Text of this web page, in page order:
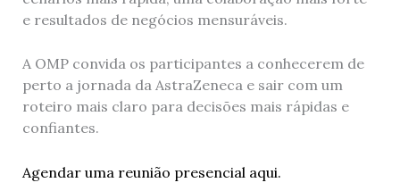
e resultados de negócios mensuráveis.
A OMP convida os participantes a conhecerem de
perto a jornada da AstraZeneca e sair com um
roteiro mais claro para decisões mais rápidas e
confiantes.
Agendar uma reunião presencial aqui.